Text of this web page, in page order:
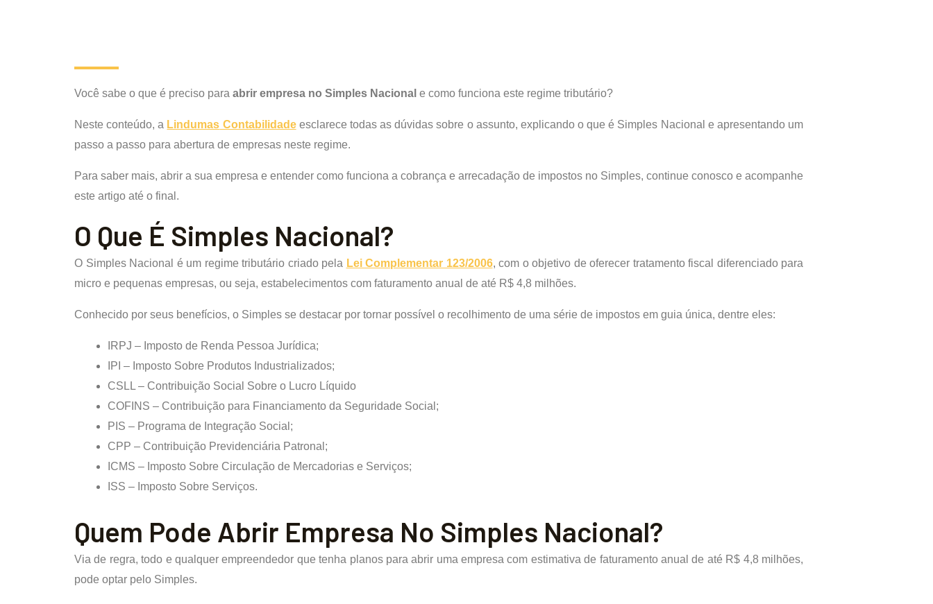
Você sabe o que é preciso para abrir empresa no Simples Nacional e como funciona este regime tributário?
Neste conteúdo, a Lindumas Contabilidadeesclarece todas as dúvidas sobre o assunto, explicando o que é Simples Nacional e apresentando um
passo a passo para abertura de empresas neste regime.
Para saber mais, abrir a sua empresa e entender como funciona a cobrança e arrecadação de impostos no Simples, continue conosco e acompanhe
este artigo até o final.
O Que É Simples Nacional?
O Simples Nacional é um regime tributário criado pela Lei Complementar 123/2006, com o objetivo de oferecer tratamento fiscal diferenciado para
micro e pequenas empresas, ou seja, estabelecimentos com faturamento anual de até R$ 4,8 milhões.
Conhecido por seus benefícios, o Simples se destacar por tornar possível o recolhimento de uma série de impostos em guia única, dentre eles:
IRPJ – Imposto de Renda Pessoa Jurídica;
IPI – Imposto Sobre Produtos Industrializados;
CSLL – Contribuição Social Sobre o Lucro Líquido
COFINS – Contribuição para Financiamento da Seguridade Social;
PIS – Programa de Integração Social;
CPP – Contribuição Previdenciária Patronal;
ICMS – Imposto Sobre Circulação de Mercadorias e Serviços;
ISS – Imposto Sobre Serviços.
Quem Pode Abrir Empresa No Simples Nacional?
Via de regra, todo e qualquer empreendedor que tenha planos para abrir uma empresa com estimativa de faturamento anual de até R$ 4,8 milhões,
pode optar pelo Simples.